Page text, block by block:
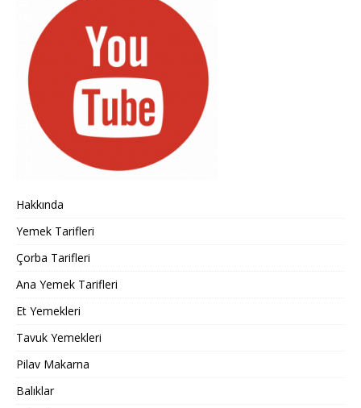
Hakkında
Yemek Tarifleri
Çorba Tarifleri
Ana Yemek Tarifleri
Et Yemekleri
Tavuk Yemekleri
Pilav Makarna
Balıklar